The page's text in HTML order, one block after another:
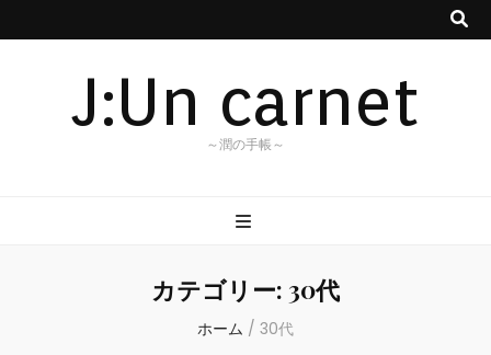
J:Un carnet
～潤の手帳～
カテゴリー: 30代
ホーム / 30代